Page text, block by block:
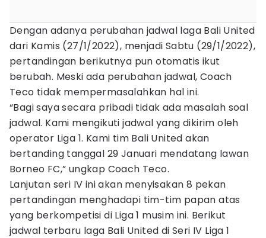
Dengan adanya perubahan jadwal laga Bali United
dari Kamis (27/1/2022), menjadi Sabtu (29/1/2022),
pertandingan berikutnya pun otomatis ikut
berubah. Meski ada perubahan jadwal, Coach
Teco tidak mempermasalahkan hal ini.
“Bagi saya secara pribadi tidak ada masalah soal
jadwal. Kami mengikuti jadwal yang dikirim oleh
operator Liga 1. Kami tim Bali United akan
bertanding tanggal 29 Januari mendatang lawan
Borneo FC,” ungkap Coach Teco.
Lanjutan seri IV ini akan menyisakan 8 pekan
pertandingan menghadapi tim-tim papan atas
yang berkompetisi di Liga 1 musim ini. Berikut
jadwal terbaru laga Bali United di Seri IV Liga 1